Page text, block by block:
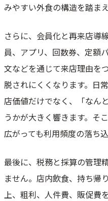
みやすい外食の構造を踏ま
さらに、会員化と再来店導
員、アプリ、回数券、定額
文などを通じて来店理由を
脱されにくくなります。日
店価値だけでなく、「なん
うかが大きく響きます。そ
広がっても利用頻度の落ち
最後に、税務と採算の管理
ません。店内飲食、持ち帰
上、粗利、人件費、販促費